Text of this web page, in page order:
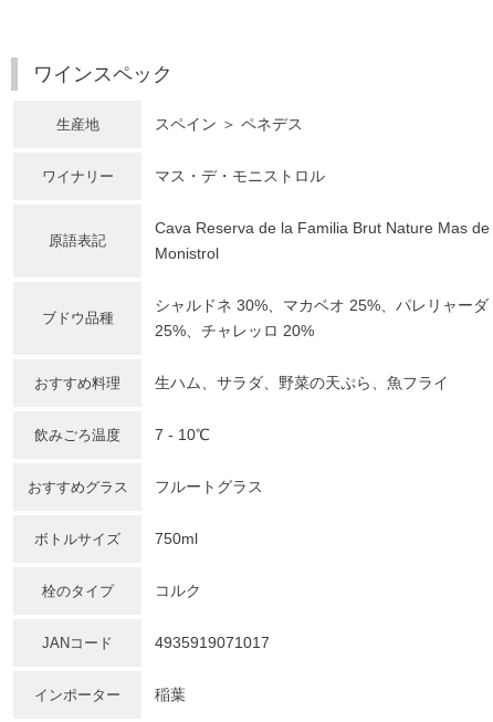
ワインスペック
生産地 スペイン ＞ ペネデス
ワイナリー マス・デ・モニストロル
原語表記
Cava Reserva de la Familia Brut Nature Mas de
Monistrol
ブドウ品種
シャルドネ 30%、マカベオ 25%、パレリャーダ
25%、チャレッロ 20%
おすすめ料理 生ハム、サラダ、野菜の天ぷら、魚フライ
飲みごろ温度 7 - 10℃
おすすめグラス フルートグラス
ボトルサイズ 750ml
栓のタイプ コルク
JANコード 4935919071017
インポーター 稲葉